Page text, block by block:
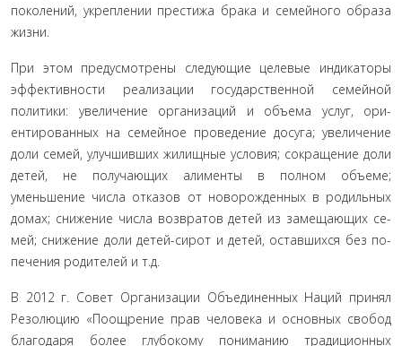
поколений, укреплении престижа брака и семейного образа
жизни.
При этом предусмотрены следующие целевые индика­торы
эффективности реализации государственной семейной
политики: увеличение организаций и объема услуг, ори­
ентированных на семейное проведение досуга; увеличение
доли семей, улучшивших жилищные условия; сокращение доли
детей, не получающих алименты в полном объеме;
уменьшение числа отказов от новорожденных в родильных
домах; снижение числа возвратов детей из замещающих се­
мей; снижение доли детей-сирот и детей, оставшихся без по­
печения родителей и т.д.
В 2012 г. Совет Организации Объединенных Наций при­нял
Резолюцию «Поощрение прав человека и основных сво­бод
благодаря более глубокому пониманию традиционных